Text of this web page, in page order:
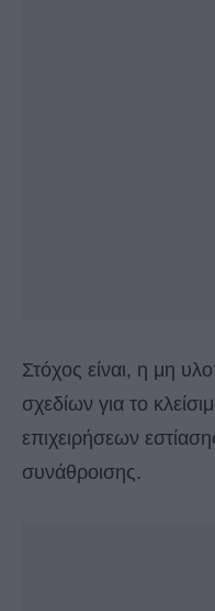
Στόχος είναι, η μη
σχεδίων για το
επιχειρήσεων
συνάθροισης.